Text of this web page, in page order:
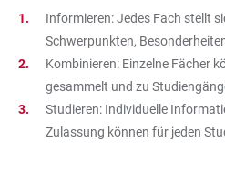
Informieren: Jedes Fach stellt
Schwerpunkten,
Kombinieren: Einzelne Fächer
gesammelt und zu
Studieren: Individuelle
Zulassung können für jeden